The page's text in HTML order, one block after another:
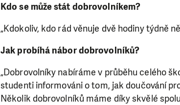
Kdo se může stát dobrovolníkem?
„Kdokoliv, kdo rád věnuje dvě hodiny týdně
Jak probíhá nábor dobrovolníků?
„Dobrovolníky nabíráme v průběhu celého
studenti informováni o tom, jak doučování
Několik dobrovolníků máme díky skvělé